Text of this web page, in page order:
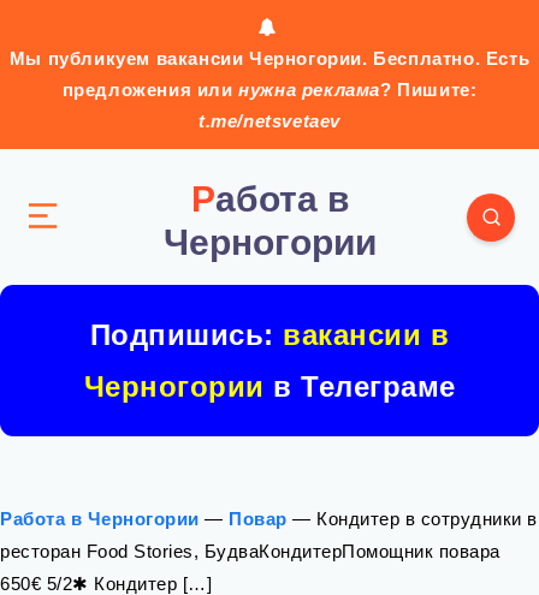
Мы публикуем вакансии Черногории. Бесплатно. Есть
предложения илинужна реклама? Пишите:
t.me/netsvetaev
Работа в
Черногории
Подпишись: вакансии в
Черногории в Телеграме
Работа в Черногории — Повар — Кондитер в сотрудники в
ресторан Food Stories, БудваКондитерПомощник повара
650€ 5/2✱ Кондитер […]